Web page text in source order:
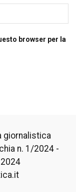
browser per la
giornalistica
n. 1/2024 -